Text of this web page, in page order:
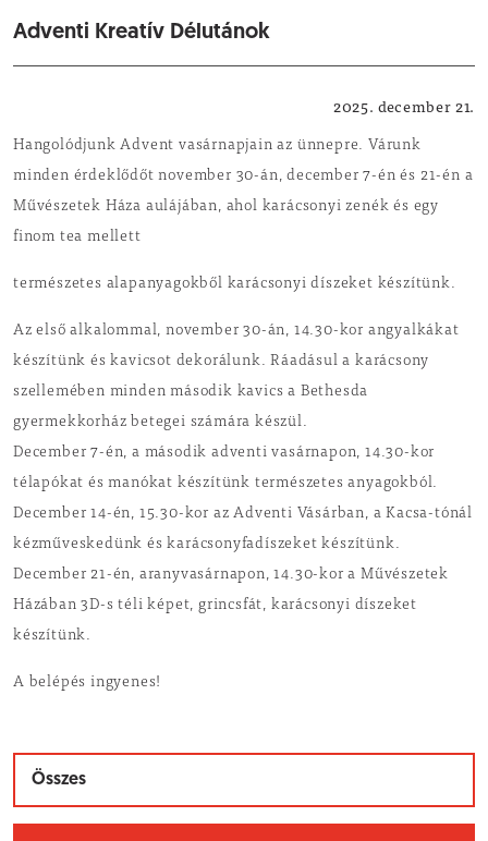
Adventi Kreatív Délutánok
2025. december 21.
Hangolódjunk Advent vasárnapjain az ünnepre. Várunk
minden érdeklődőt november 30-án, december 7-én és 21-én a
Művészetek Háza aulájában, ahol karácsonyi zenék és egy
finom tea mellett
természetes alapanyagokből karácsonyi díszeket készítünk.
Az első alkalommal, november 30-án, 14.30-kor angyalkákat
készítünk és kavicsot dekorálunk. Ráadásul a karácsony
szellemében minden második kavics a Bethesda
gyermekkorház betegei számára készül.
December 7-én, a második adventi vasárnapon, 14.30-kor
télapókat és manókat készítünk természetes anyagokból.
December 14-én, 15.30-kor az Adventi Vásárban, a Kacsa-tónál
kézműveskedünk és karácsonyfadíszeket készítünk.
December 21-én, aranyvasárnapon, 14.30-kor a Művészetek
Házában 3D-s téli képet, grincsfát, karácsonyi díszeket
készítünk.
A belépés ingyenes!
Összes